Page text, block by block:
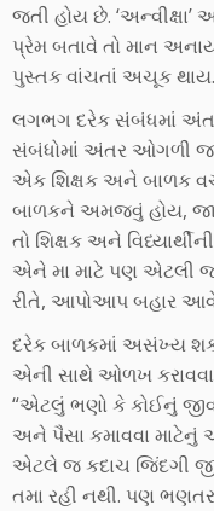
જતી હોય છે.
પ્રેમ બતાવે તો માન
પુસ્તક વાંચતાં અચૂક થાય.
લગભગ દરેક સંબંધમાં
સંબંધોમાં અંતર ઓગળી
એક શિક્ષક અને બાળક
બાળકને અમજવું હોય,
તો શિક્ષક અને
એને મા માટે પણ એટલી
રીતે, આપોઆપ બહાર
દરેક બાળકમાં અસંખ્ય
એની સાથે ઓળખ
“એટલું ભણો કે કોઈનું
અને પૈસા કમાવવા માટેનું
એટલે જ કદાચ જિંદગી
તમા રહી નથી. પણ